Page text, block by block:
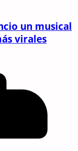
un musical
virales